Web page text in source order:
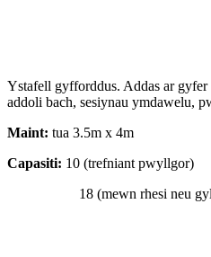
Ystafell gyfforddus. Addas ar
addoli bach, sesiynau ymdawelu,
Maint: tua 3.5m x 4m
Capasiti: 10 (trefniant pwyllgor)
18 (mewn rhesi neu